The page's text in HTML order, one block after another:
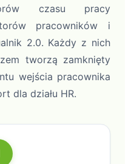
czasu pracy
pracowników i
2.0. Każdy z nich
tworzą zamknięty
wejścia pracownika
dla działu HR.